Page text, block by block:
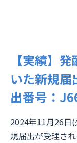
【実績】
いた新規
出番号：
2024年11月26日(
規届出が受理され